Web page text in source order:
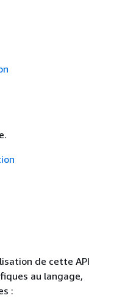
de cette API
au langage,
: